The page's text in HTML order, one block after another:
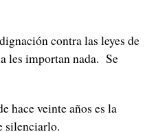
contra las leyes de
les importan nada. Se
hace veinte años es la
silenciarlo.